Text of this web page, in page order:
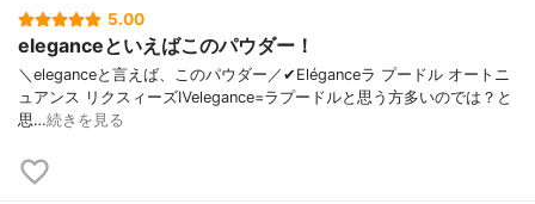
5.00
eleganceといえばこのパウダー！
＼eleganceと言えば、このパウダー／✔︎Eléganceラ プードル オートニ
ュアンス リクスィーズⅣelegance=ラプードルと思う方多いのでは？と
思…続きを見る